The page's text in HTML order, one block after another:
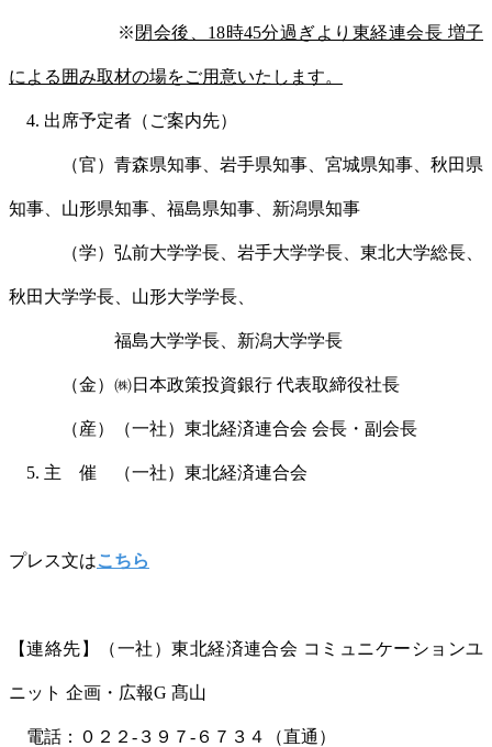
※ 閉会後、18時45分過ぎより東経連会長 増子
による囲み取材の場をご用意いたします。
4. 出席予定者（ご案内先）
（官）青森県知事、岩手県知事、宮城県知事、秋田県
知事、山形県知事、福島県知事、新潟県知事
（学）弘前大学学長、岩手大学学長、東北大学総長、
秋田大学学長、山形大学学長、
福島大学学長、新潟大学学長
（金）㈱日本政策投資銀行 代表取締役社長
（産）（一社）東北経済連合会 会長・副会長
5. 主 催 （一社）東北経済連合会
プレス文はこちら
【連絡先】（一社）東北経済連合会 コミュニケーションユ
ニット 企画・広報G 髙山
電話：０２２-３９７-６７３４（直通）